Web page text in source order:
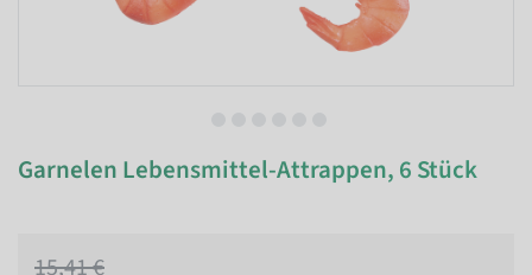
Garnelen Lebensmittel-Attrappen, 6 Stück
15,41 €